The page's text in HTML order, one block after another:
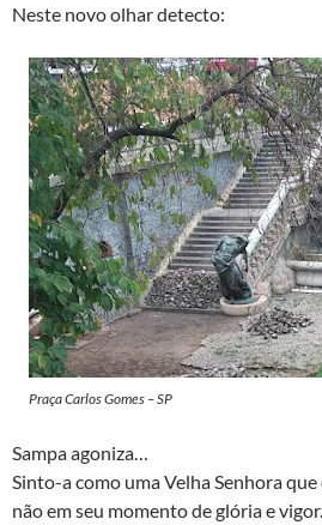
Neste novo olhar detecto:
Praça Carlos Gomes – SP
Sampa agoniza…
Sinto-a como uma Velha Senhora
não em seu momento de glória e vigor.